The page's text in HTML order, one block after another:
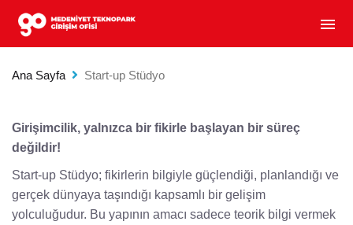
MEDENIYET TEKNOPARK GIRIŞIM OFISI -
menu
Ana Sayfa Start-up Stüdyo
Girişimcilik, yalnızca bir fikirle başlayan bir süreç
değildir!
Start-up Stüdyo; fikirlerin bilgiyle güçlendiği, planlandığı ve
gerçek dünyaya taşındığı kapsamlı bir gelişim
yolculuğudur. Bu yapının amacı sadece teorik bilgi vermek